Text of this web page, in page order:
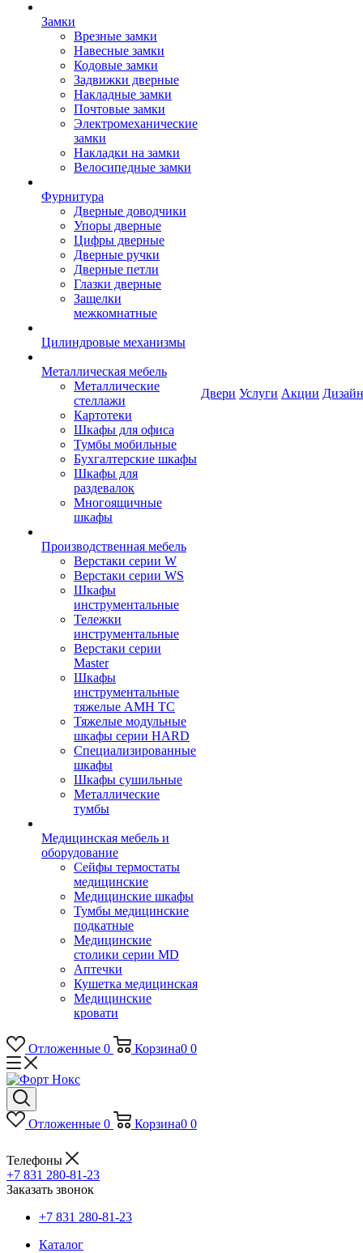
Замки
Врезные замки
Навесные замки
Кодовые замки
Задвижки дверные
Накладные замки
Почтовые замки
Электромеханические
замки
Накладки на замки
Велосипедные замки
Фурнитура
Дверные доводчики
Упоры дверные
Цифры дверные
Дверные ручки
Дверные петли
Глазки дверные
Защелки
межкомнатные
Цилиндровые механизмы
Металлическая мебель
Металлические
стеллажи
Картотеки
Шкафы для офиса
Тумбы мобильные
Бухгалтерские шкафы
Шкафы для
раздевалок
Многоящичные
шкафы
Производственная мебель
Верстаки серии W
Верстаки серии WS
Шкафы
инструментальные
Тележки
инструментальные
Верстаки серии
Master
Шкафы
инструментальные
тяжелые AMH TC
Тяжелые модульные
шкафы серии HARD
Cпециализированные
шкафы
Шкафы сушильные
Металлические
тумбы
Медицинская мебель и
оборудование
Сейфы термостаты
медицинские
Медицинские шкафы
Тумбы медицинские
подкатные
Медицинские
столики серии MD
Аптечки
Кушетка медицинская
Медицинские
кровати
Двери Услуги Акции
Отложенные 0 Корзина0 0
Отложенные 0 Корзина0 0
Телефоны
+7 831 280-81-23
Заказать звонок
+7 831 280-81-23
Каталог